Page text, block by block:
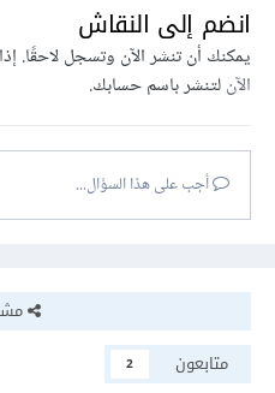
انضم إلى النقاش
يمكنك أن تنشر الآن وتسجل لاحقًا.
الآنلتنشر باسم حسابك.
أجب على هذا السؤال...
متابعون
2